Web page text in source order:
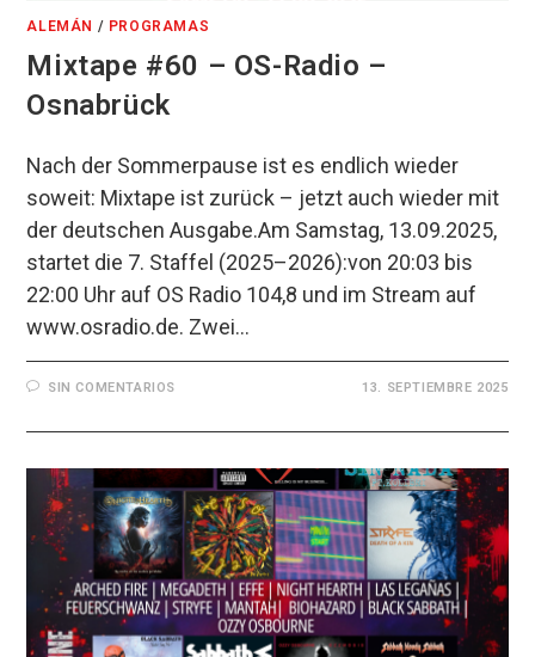
ALEMÁN / PROGRAMAS
Mixtape #60 – OS-Radio –
Osnabrück
Nach der Sommerpause ist es endlich wieder
soweit: Mixtape ist zurück – jetzt auch wieder mit
der deutschen Ausgabe.Am Samstag, 13.09.2025,
startet die 7. Staffel (2025–2026):von 20:03 bis
22:00 Uhr auf OS Radio 104,8 und im Stream auf
www.osradio.de. Zwei…
SIN COMENTARIOS 13. SEPTIEMBRE 2025